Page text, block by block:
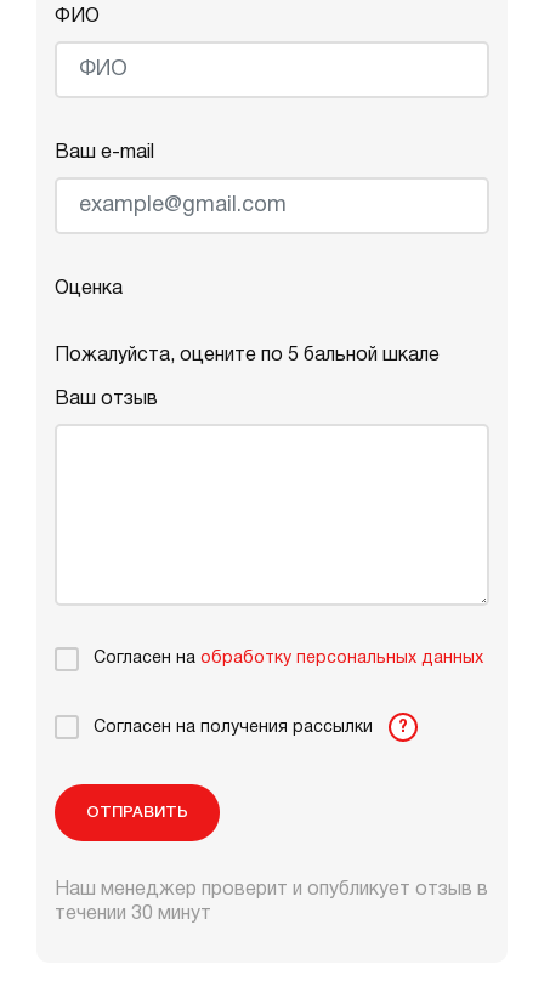
ФИО
Ваш e-mail
Оценка
Пожалуйста, оцените по 5 бальной шкале
Ваш отзыв
Согласен на обработку персональных данных
Согласен на получения рассылки ?
ОТПРАВИТЬ
Наш менеджер проверит и опубликует отзыв в
течении 30 минут